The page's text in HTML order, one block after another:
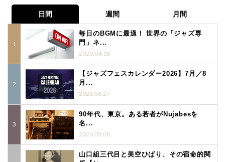
日間 週間 月間
毎日のBGMに最適！ 世界の「ジャズ専
門」ネ...
2020.04.18
【ジャズフェスカレンダー2026】7月／8
月...
2026.06.27
90年代、東京。ある若者がNujabesを
名...
2020.05.08
山口組三代目と美空ひばり、その宿命的関